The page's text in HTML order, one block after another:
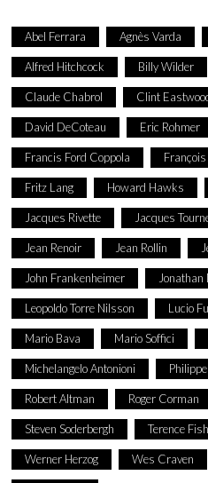
Abel Ferrara Agnès Varda
Alfred Hitchcock Billy Wilder
Claude Chabrol Clint
David DeCoteau Eric Rohmer
Francis Ford Coppola
Fritz Lang Howard Hawks
Jacques Rivette Jacques
Jean Renoir Jean Rollin
John Frankenheimer Jonathan
Leopoldo Torre Nilsson Lucio
Mario Bava Mario Soffici
Michelangelo Antonioni
Robert Altman Roger Corman
Steven Soderbergh Terence
Werner Herzog Wes Craven